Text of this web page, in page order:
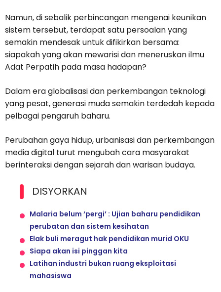
Namun, di sebalik perbincangan mengenai keunikan
sistem tersebut, terdapat satu persoalan yang
semakin mendesak untuk difikirkan bersama:
siapakah yang akan mewarisi dan meneruskan ilmu
Adat Perpatih pada masa hadapan?
Dalam era globalisasi dan perkembangan teknologi
yang pesat, generasi muda semakin terdedah kepada
pelbagai pengaruh baharu.
Perubahan gaya hidup, urbanisasi dan perkembangan
media digital turut mengubah cara masyarakat
berinteraksi dengan sejarah dan warisan budaya.
DISYORKAN
Malaria belum ‘pergi’ : Ujian baharu pendidikan
perubatan dan sistem kesihatan
Elak buli meragut hak pendidikan murid OKU
Siapa akan isi pinggan kita
Latihan industri bukan ruang eksploitasi
mahasiswa